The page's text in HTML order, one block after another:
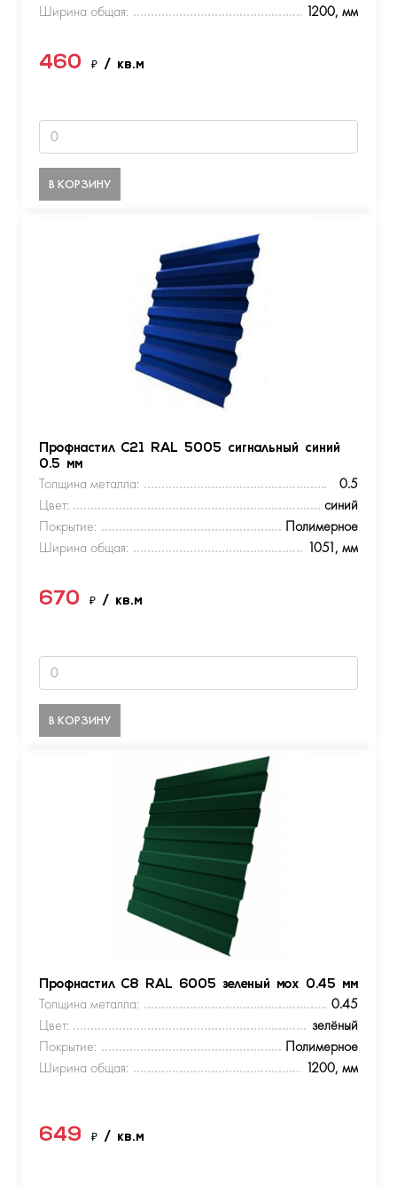
Ширина общая:
1200, мм
460 ₽ / кв.м
В КОРЗИНУ
Профнастил С21 RAL 5005 сигнальный синий
0.5 мм
Толщина металла:
0.5
Цвет:
синий
Покрытие:
Полимерное
Ширина общая:
1051, мм
670 ₽ / кв.м
В КОРЗИНУ
Профнастил С8 RAL 6005 зеленый мох 0.45 мм
Толщина металла:
0.45
Цвет:
зелёный
Покрытие:
Полимерное
Ширина общая:
1200, мм
649 ₽ / кв.м